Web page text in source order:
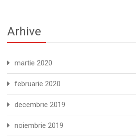
Arhive
martie 2020
februarie 2020
decembrie 2019
noiembrie 2019